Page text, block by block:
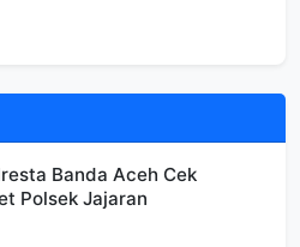
Banda Aceh Cek
Polsek Jajaran